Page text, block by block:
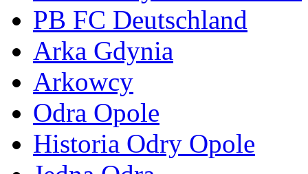
PB FC Deutschland
Arka Gdynia
Arkowcy
Odra Opole
Historia Odry Opole